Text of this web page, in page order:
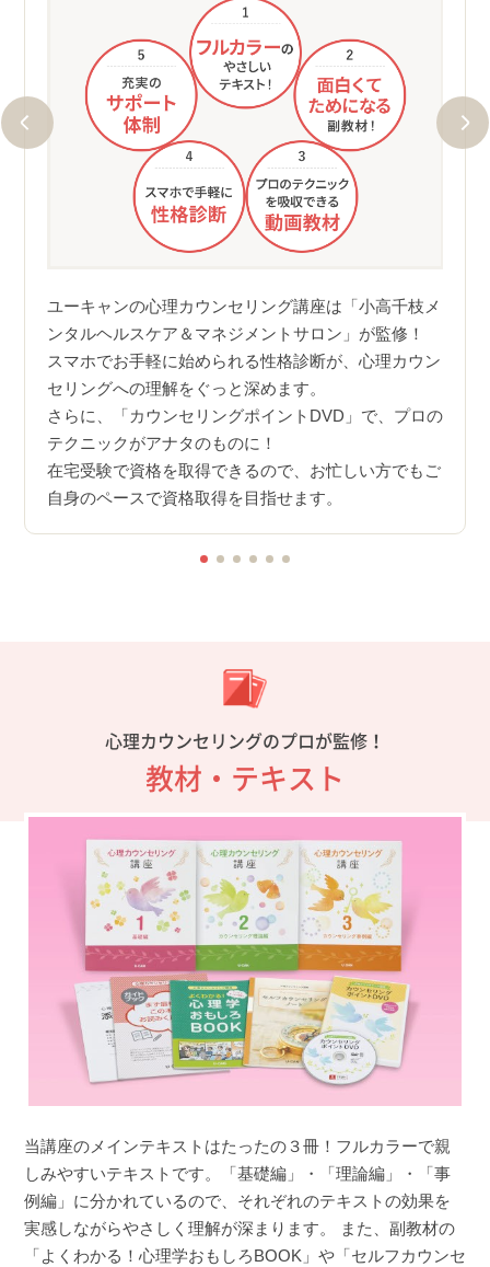
ユーキャンの心理カウンセリング講座は「小高千枝メ
ンタルヘルスケア＆マネジメントサロン」が監修！
スマホでお手軽に始められる性格診断が、心理カウン
セリングへの理解をぐっと深めます。
さらに、「カウンセリングポイントDVD」で、プロの
テクニックがアナタのものに！
在宅受験で資格を取得できるので、お忙しい方でもご
自身のペースで資格取得を目指せます。
心理カウンセリングのプロが監修！
教材・テキスト
当講座のメインテキストはたったの３冊！フルカラーで親
しみやすいテキストです。「基礎編」・「理論編」・「事
例編」に分かれているので、それぞれのテキストの効果を
実感しながらやさしく理解が深まります。 また、副教材の
「よくわかる！心理学おもしろBOOK」や「セルフカウンセ